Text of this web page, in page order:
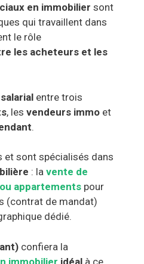
en immobilier sont
qui travaillent dans
le rôle
les acheteurs et les
entre trois
, lesvendeurs immo et
.
et sont spécialisés dans
: lavente de
appartements pour
(contrat de mandat)
dédié.
confiera la
immobilier idéal à ce